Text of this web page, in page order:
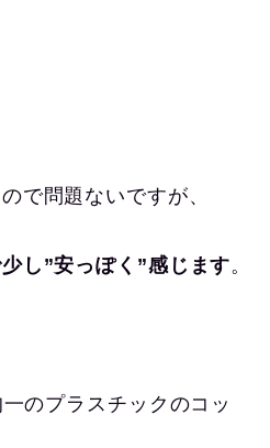
で問題ないですが、
し”安っぽく”感じます。
のプラスチックのコッ